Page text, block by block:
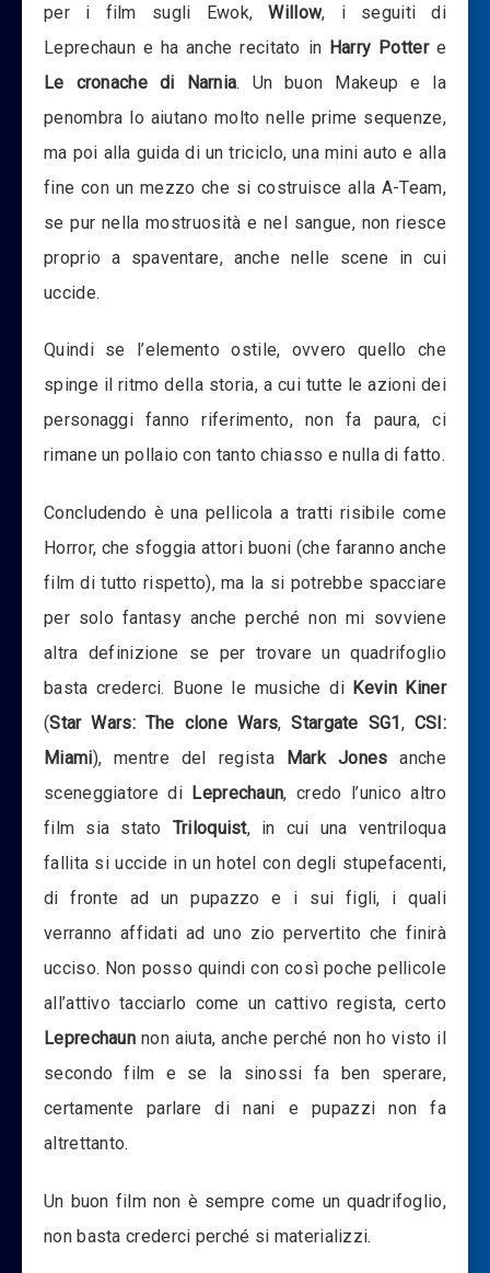
per i film sugli Ewok,Willow, i seguiti di
Leprechaun e ha anche recitato in Harry Pottere
Le cronache di Narnia. Un buon Makeup e la
penombra lo aiutano molto nelle prime sequenze,
ma poi alla guida di un triciclo, una mini auto e alla
fine con un mezzo che si costruisce alla A-Team,
se pur nella mostruosità e nel sangue, non riesce
proprio a spaventare, anche nelle scene in cui
uccide.
Quindi se l’elemento ostile, ovvero quello che
spinge il ritmo della storia, a cui tutte le azioni dei
personaggi fanno riferimento, non fa paura, ci
rimane un pollaio con tanto chiasso e nulla di fatto.
Concludendo è una pellicola a tratti risibile come
Horror, che sfoggia attori buoni (che faranno anche
film di tutto rispetto), ma la si potrebbe spacciare
per solo fantasy anche perché non mi sovviene
altra definizione se per trovare un quadrifoglio
basta crederci. Buone le musiche di Kevin Kiner
(Star Wars: The clone Wars,Stargate SG1 , CSI:
Miami), mentre del regista Mark Jones anche
sceneggiatore di Leprechaun, credo l’unico altro
film sia stato Triloquist, in cui una ventriloqua
fallita si uccide in un hotel con degli stupefacenti,
di fronte ad un pupazzo e i sui figli, i quali
verranno affidati ad uno zio pervertito che finirà
ucciso. Non posso quindi con così poche pellicole
all’attivo tacciarlo come un cattivo regista, certo
Leprechaun non aiuta, anche perché non ho visto il
secondo film e se la sinossi fa ben sperare,
certamente parlare di nani e pupazzi non fa
altrettanto.
Un buon film non è sempre come un quadrifoglio,
non basta crederci perché si materializzi.